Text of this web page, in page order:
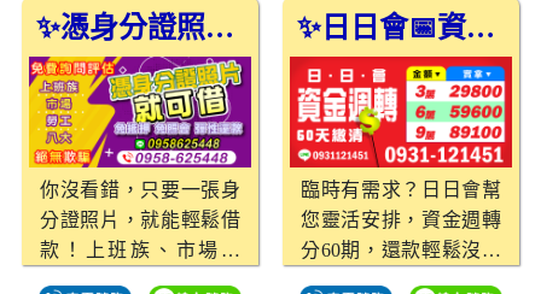
重問題。 優惠利率，舒
具競爭力的優惠利率，
讓借款人不僅輕鬆取得
資金，也能在還款階段
減少壓力，安心規劃財
務。
局，快來試試吧！
✨憑身分證照片就能借，超簡單！
你沒看錯，只要一張身
分證照片，就能輕鬆借
款！上班族、市場攤
✨日日會📅資金週轉不求人
臨時有需求？日日會幫
您靈活安排，資金週轉
分60期，還款輕鬆沒壓